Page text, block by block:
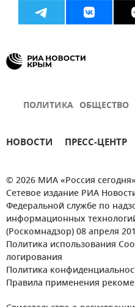
ПОЛИТИКА ОБЩЕСТВО
НОВОСТИ ПРЕСС-ЦЕНТР
© 2026 МИА «Россия сегодня»
Сетевое издание РИА
Федеральной службе по
информационных
(Роскомнадзор) 08 апреля
Политика использования
логирования
Политика
Правила применения